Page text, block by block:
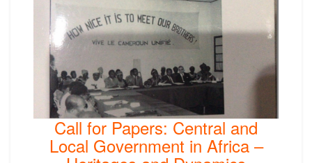
Call for Papers: Central and
Local Government in Africa –